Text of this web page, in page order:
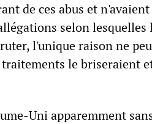
de ces abus et
selon lesquelles
l'unique raison ne
le briseraient
Uni apparemment